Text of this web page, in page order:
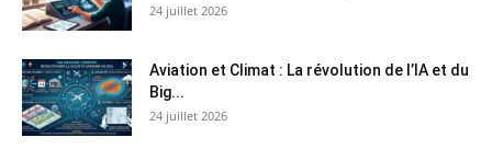
24 juillet 2026
Aviation et Climat : La révolution de l’IA et du
Big...
24 juillet 2026